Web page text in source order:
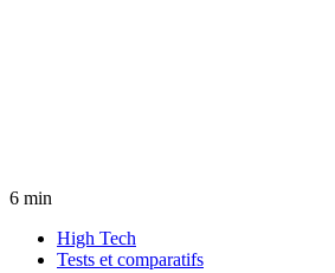
6 min
High Tech
Tests et comparatifs